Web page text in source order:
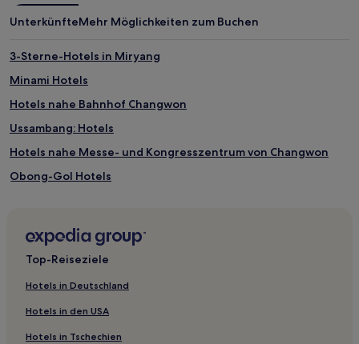
UnterkünfteMehr Möglichkeiten zum Buchen
3-Sterne-Hotels in Miryang
Minami Hotels
Hotels nahe Bahnhof Changwon
Ussambang: Hotels
Hotels nahe Messe- und Kongresszentrum von Changwon
Obong-Gol Hotels
Hotels nahe Seongsan Shell Mound
Settam Hotels
Top-Reiseziele
Hotels in Deutschland
Hotels in den USA
Hotels in Tschechien